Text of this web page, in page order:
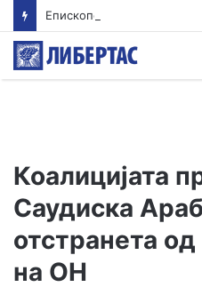
Коалицијата
Саудиска
отстранета
на ОН